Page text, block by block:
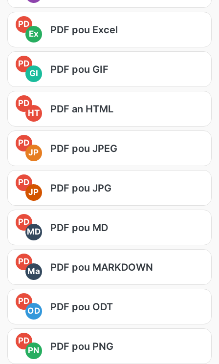
PD
Ex
PDF pou Excel
PD
GI
PDF pou GIF
PD
HT
PDF an HTML
PD
JP
PDF pou JPEG
PD
JP
PDF pou JPG
PD
MD
PDF pou MD
PD
Ma
PDF pou MARKDOWN
PD
OD
PDF pou ODT
PD
PN
PDF pou PNG